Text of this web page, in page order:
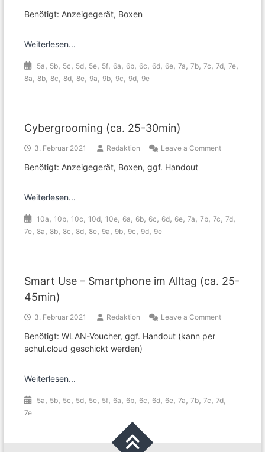
deinen
Benötigt: Anzeigegerät, Boxen
Weiterlesen...
5a , 5b, 5c , 5d, 5e, 5f, 6a , 6b, 6c , 6d, 6e,7a ,7b,7c ,7d,7e,
8a , 8b, 8c , 8d, 8e, 9a , 9b, 9c , 9d, 9e
Cybergrooming (ca. 25-30min)
3. Februar 2021 Redaktion Leave a Comment
Benötigt: Anzeigegerät, Boxen, ggf. Handout
Weiterlesen...
10a , 10b, 10c , 10d, 10e, 6a , 6b, 6c , 6d, 6e,7a ,7b,7c ,7d,
7e, 8a , 8b, 8c , 8d, 8e, 9a , 9b, 9c , 9d, 9e
Smart Use – Smartphone im Alltag (ca. 25-
45min)
3. Februar 2021 Redaktion Leave a Comment
25-
Benötigt: WLAN-Voucher, ggf. Handout (kann per
schul.cloud geschickt werden)
Weiterlesen...
5a , 5b, 5c , 5d, 5e, 5f, 6a , 6b, 6c , 6d, 6e,7a ,7b,7c ,7d,
7e